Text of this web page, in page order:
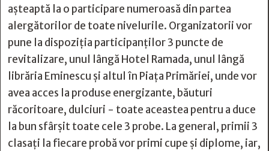
așteaptă la o participare numeroasă din partea
alergătorilor de toate nivelurile. Organizatorii vor
pune la dispoziția participanților 3 puncte de
revitalizare, unul lângă Hotel Ramada, unul lângă
librăria Eminescu și altul în Piața Primăriei, unde vor
avea acces la produse energizante, băuturi
răcoritoare, dulciuri - toate aceastea pentru a duce
la bun sfârșit toate cele 3 probe. La general, primii 3
clasați la fiecare probă vor primi cupe și diplome, iar,